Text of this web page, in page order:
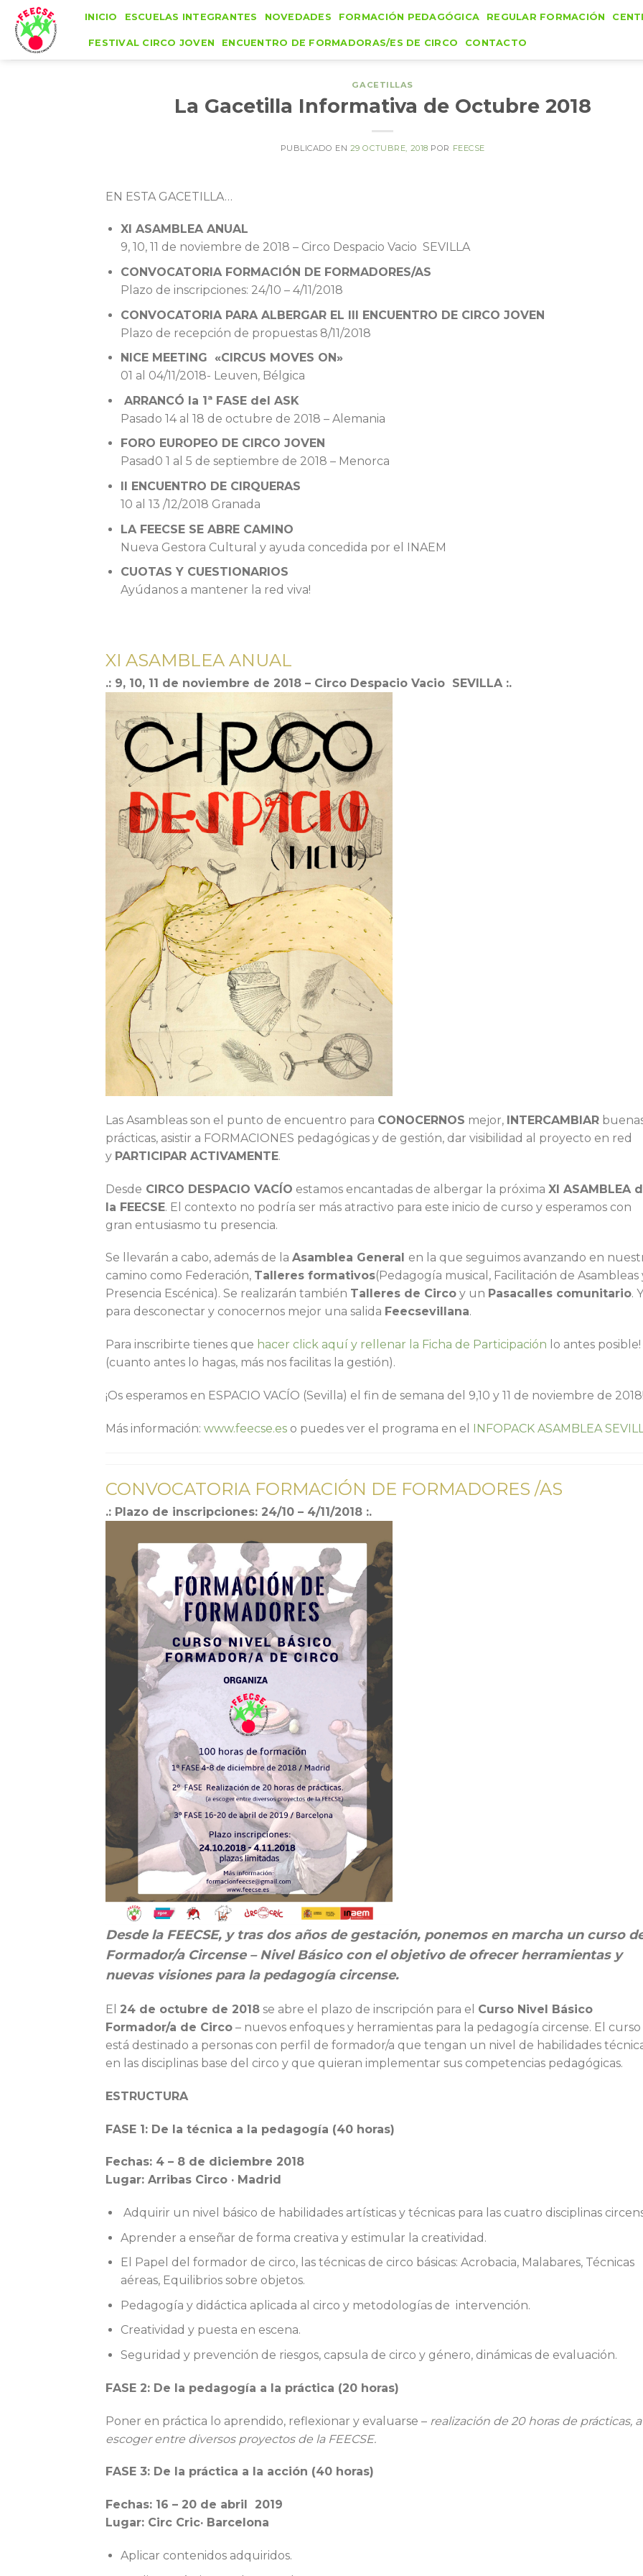
Skip
content
INICIO ESCUELAS INTEGRANTES NOVEDADES FORMACIÓN PEDAGÓGICA REGULAR FORMACIÓN
FESTIVAL CIRCO JOVEN ENCUENTRO DE FORMADORAS/ES DE CIRCO CONTACTO
GACETILLAS
La Gacetilla Informativa de Octubre 2018
PUBLICADO EN 29 OCTUBRE, 2018 POR FEECSE
EN ESTA GACETILLA…
XI ASAMBLEA ANUAL
9, 10, 11 de noviembre de 2018 – Circo Despacio Vacio SEVILLA
CONVOCATORIA FORMACIÓN DE FORMADORES/AS
Plazo de inscripciones: 24/10 – 4/11/2018
CONVOCATORIA PARA ALBERGAR EL III ENCUENTRO DE CIRCO JOVEN
Plazo de recepción de propuestas 8/11/2018
NICE MEETING «CIRCUS MOVES ON»
01 al 04/11/2018- Leuven, Bélgica
ARRANCÓ la 1ª FASE del ASK
Pasado 14 al 18 de octubre de 2018 – Alemania
FORO EUROPEO DE CIRCO JOVEN
Pasad0 1 al 5 de septiembre de 2018 – Menorca
II ENCUENTRO DE CIRQUERAS
10 al 13 /12/2018 Granada
LA FEECSE SE ABRE CAMINO
Nueva Gestora Cultural y ayuda concedida por el INAEM
CUOTAS Y CUESTIONARIOS
Ayúdanos a mantener la red viva!
XI ASAMBLEA ANUAL
.: 9, 10, 11 de noviembre de 2018 – Circo Despacio Vacio SEVILLA :.
Las Asambleas son el punto de encuentro para CONOCERNOS mejor, INTERCAMBIAR
prácticas, asistir a FORMACIONES pedagógicas y de gestión, dar visibilidad al proyecto en red
y PARTICIPAR ACTIVAMENTE.
Desde CIRCO DESPACIO VACÍO estamos encantadas de albergar la próxima XI ASAMBLEA
la FEECSE. El contexto no podría ser más atractivo para este inicio de curso y esperamos con
gran entusiasmo tu presencia.
Se llevarán a cabo, además de la Asamblea General en la que seguimos avanzando en
camino como Federación, Talleres formativos(Pedagogía musical, Facilitación de Asambleas
Presencia Escénica). Se realizarán también Talleres de Circo y un Pasacalles comunitario. Y
para desconectar y conocernos mejor una salida Feecsevillana.
Para inscribirte tienes que hacer click aquí y rellenar la Ficha de Participación lo antes posible!
(cuanto antes lo hagas, más nos facilitas la gestión).
¡Os esperamos en ESPACIO VACÍO (Sevilla) el fin de semana del 9,10 y 11 de noviembre de 2018!
Más información: www.feecse.es o puedes ver el programa en el INFOPACK ASAMBLEA
CONVOCATORIA FORMACIÓN DE FORMADORES /AS
.: Plazo de inscripciones: 24/10 – 4/11/2018 :.
Desde la FEECSE, y tras dos años de gestación, ponemos en marcha un curso
Formador/a Circense – Nivel Básico con el objetivo de ofrecer herramientas y
nuevas visiones para la pedagogía circense.
El 24 de octubre de 2018 se abre el plazo de inscripción para el Curso Nivel Básico
Formador/a de Circo – nuevos enfoques y herramientas para la pedagogía circense. El curso
está destinado a personas con perfil de formador/a que tengan un nivel de habilidades
en las disciplinas base del circo y que quieran implementar sus competencias pedagógicas.
ESTRUCTURA
FASE 1: De la técnica a la pedagogía (40 horas)
Fechas: 4 – 8 de diciembre 2018
Lugar: Arribas Circo · Madrid
Adquirir un nivel básico de habilidades artísticas y técnicas para las cuatro disciplinas
Aprender a enseñar de forma creativa y estimular la creatividad.
El Papel del formador de circo, las técnicas de circo básicas: Acrobacia, Malabares, Técnicas
aéreas, Equilibrios sobre objetos.
Pedagogía y didáctica aplicada al circo y metodologías de intervención.
Creatividad y puesta en escena.
Seguridad y prevención de riesgos, capsula de circo y género, dinámicas de evaluación.
FASE 2: De la pedagogía a la práctica (20 horas)
Poner en práctica lo aprendido, reflexionar y evaluarse – realización de 20 horas de prácticas, a
escoger entre diversos proyectos de la FEECSE.
FASE 3: De la práctica a la acción (40 horas)
Fechas: 16 – 20 de abril 2019
Lugar: Circ Cric· Barcelona
Aplicar contenidos adquiridos.